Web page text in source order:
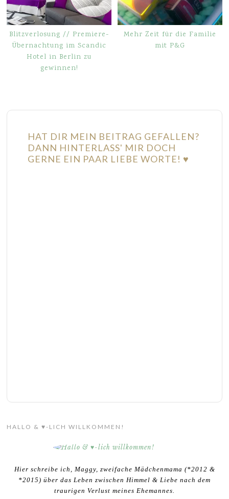
Blitzverlosung // Premiere-
Übernachtung im Scandic
Hotel in Berlin zu
gewinnen!
Mehr Zeit für die Familie
mit P&G
HAT DIR MEIN BEITRAG GEFALLEN?
DANN HINTERLASS' MIR DOCH
GERNE EIN PAAR LIEBE WORTE! ♥
HALLO & ♥-LICH WILLKOMMEN!
Hier schreibe ich, Maggy, zweifache Mädchenmama (*2012 &
*2015) über das Leben zwischen Himmel & Liebe nach dem
traurigen Verlust meines Ehemannes.